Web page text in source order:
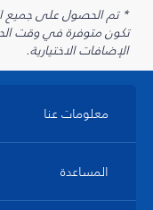
تكون متوفرة في وقت
الإضافات الاختيارية.
معلومات عنا
المساعدة